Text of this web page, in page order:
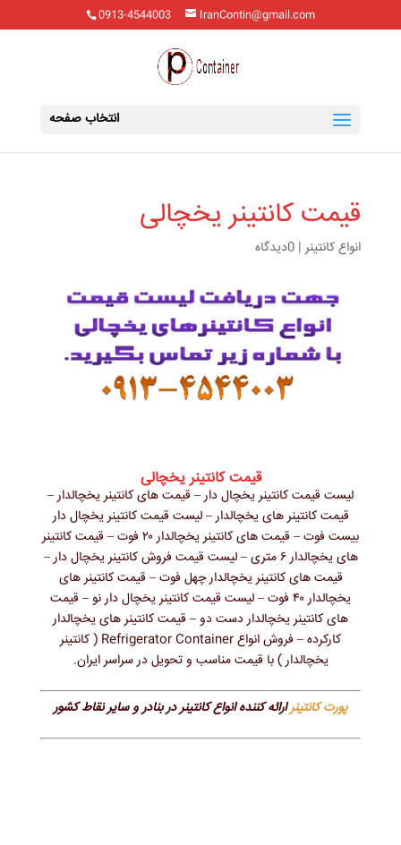
0913-4544003 IranContin@gmail.com
انتخاب صفحه
قیمت کانتینر یخچالی
انواع کانتینر| 0دیدگاه
قیمت کانتینر یخچالی
لیست قیمت کانتینر یخچال دار – قیمت های کانتینر یخچالدار –
قیمت کانتینر های یخچالدار – لیست قیمت کانتینر یخچال دار
بیست فوت – قیمت های کانتینر یخچالدار ۲۰ فوت – قیمت کانتینر
های یخچالدار ۶ متری – لیست قیمت فروش کانتینر یخچال دار –
قیمت های کانتینر یخچالدار چهل فوت – قیمت کانتینر های
یخچالدار ۴۰ فوت – لیست قیمت کانتینر یخچال دار نو – قیمت
های کانتینر یخچالدار دست دو – قیمت کانتینر های یخچالدار
کارکرده – فروش انواع Refrigerator Container ( کانتینر
یخچالدار ) با قیمت مناسب و تحویل در سراسر ایران.
پورت کانتینرارائه کننده انواع کانتینر در بنادر و سایر نقاط کشور